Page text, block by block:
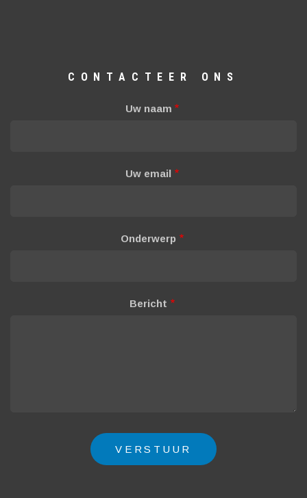
CONTACTEER ONS
Uw naam
Uw email
Onderwerp
Bericht